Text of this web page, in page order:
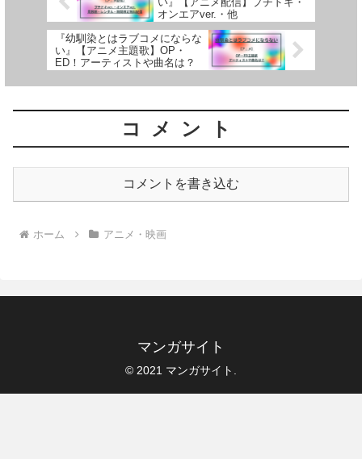
オンエアver.・他
『幼馴染とはラブコメにならな
い』【アニメ主題歌】OP・
ED！アーティストや曲名は？
コメント
コメントを書き込む
ホーム アニメ・映画
マンガサイト
© 2021 マンガサイト.